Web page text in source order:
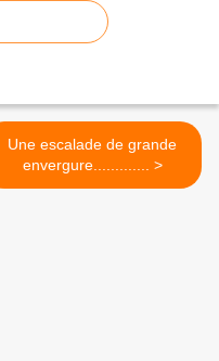
Une escalade de grande
envergure............. >